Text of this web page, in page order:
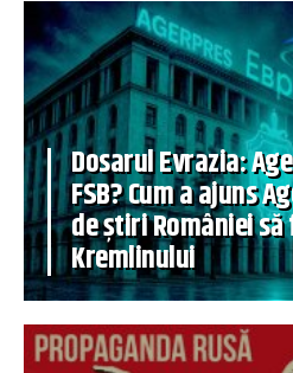
Dosarul Evrazia:
FSB? Cum a ajuns
de știri României
Kremlinului